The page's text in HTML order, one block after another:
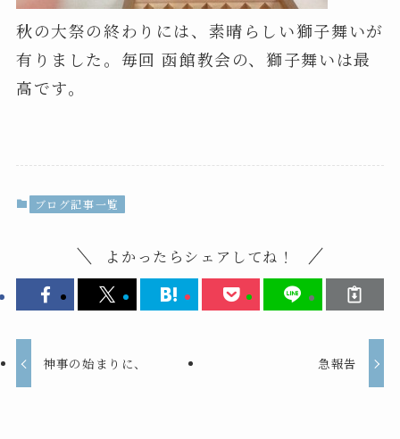
秋の大祭の終わりには、素晴らしい獅子舞いが
有りました。毎回 函館教会の、獅子舞いは最
高です。
ブログ記事一覧
よかったらシェアしてね！
神事の始まりに、 急報告